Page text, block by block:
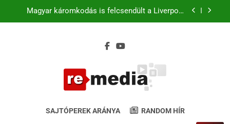
Magyar káromkodás is felcsendült a Liverpool
Groupama Arénában, de hol lehet nézni élőben?
Kerkez a kezdőben. Match4 TV élőben 22:00-tól
Ferencváros–Real Madrid: 31 év után ismét
Budapesten a királyi gárda
chicagói edzésén? A szurkolók kiszúrták a vicces
ReMedia.hu
Gyógyír Az Egyoldalúságra
SAJTÓPEREK ARÁNYA RANDOM HÍR